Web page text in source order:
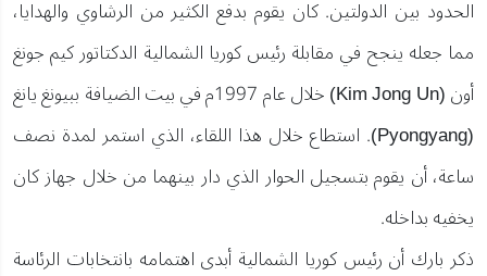
الحدود بين الدولتين. كان يقوم بدفع الكثير من الرشاوي والهدايا،
مما جعله ينجح في مقابلة رئيس كوريا الشمالية الدكتاتور كيم جونغ
أون (Kim Jong Un) خلال عام 1997م في بيت الضيافة ببيونغ يانغ
(Pyongyang). استطاع خلال هذا اللقاء، الذي استمر لمدة نصف
ساعة، أن يقوم بتسجيل الحوار الذي دار بينهما من خلال جهاز كان
يخفيه بداخله.
ذكر بارك أن رئيس كوريا الشمالية أبدى اهتمامه بانتخابات الرئاسة